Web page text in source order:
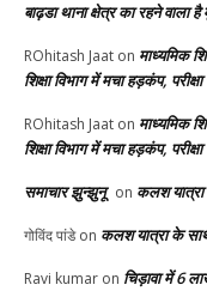
बाढ़डा थाना क्षेत्र का रहने वाला
ROhitash Jaat on माध्यमिक
शिक्षा विभाग में मचा हड़कंप,
ROhitash Jaat on माध्यमिक
शिक्षा विभाग में मचा हड़कंप,
समाचार झुन्झुनू on कलश यात्रा
गोविंद पांडेon कलश यात्रा के साथ
Ravi kumar on चिड़ावा में 6